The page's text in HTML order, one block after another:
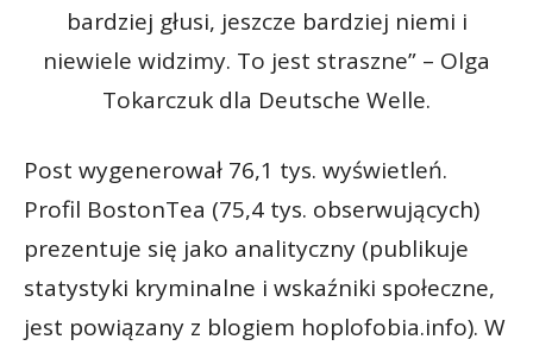
bardziej głusi, jeszcze bardziej niemi i
niewiele widzimy. To jest straszne” – Olga
Tokarczuk dla Deutsche Welle.
Post wygenerował 76,1 tys. wyświetleń.
Profil BostonTea (75,4 tys. obserwujących)
prezentuje się jako analityczny (publikuje
statystyki kryminalne i wskaźniki społeczne,
jest powiązany z blogiem hoplofobia.info). W